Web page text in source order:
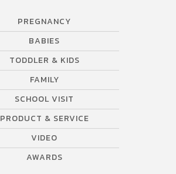
PREGNANCY
BABIES
TODDLER & KIDS
FAMILY
SCHOOL VISIT
PRODUCT & SERVICE
VIDEO
AWARDS